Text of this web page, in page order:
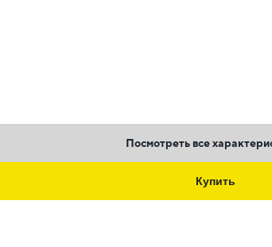
Посмотреть все
Купить